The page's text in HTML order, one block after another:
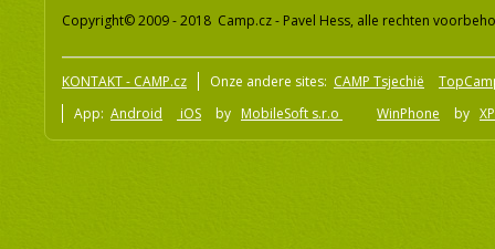
Copyright© 2009 - 2018 Camp.cz - Pavel Hess, alle rechten
KONTAKT - CAMP.cz Onze andere sites: CAMP Tsjechië
App: Android iOS by MobileSoft s.r.o WinPhone by